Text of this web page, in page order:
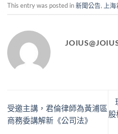
This entry was posted in新聞公告, 上
受邀主講，君倫律師為黃浦區
商務委講解新《公司法》